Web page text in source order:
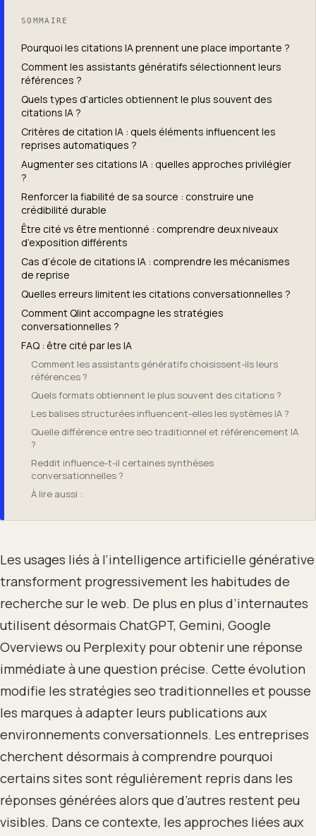
SOMMAIRE
Pourquoi les citations IA prennent une place importante ?
Comment les assistants génératifs sélectionnent leurs
références ?
Quels types d’articles obtiennent le plus souvent des
citations IA ?
Critères de citation IA : quels éléments influencent les
reprises automatiques ?
Augmenter ses citations IA : quelles approches privilégier
?
Renforcer la fiabilité de sa source : construire une
crédibilité durable
Être cité vs être mentionné : comprendre deux niveaux
d’exposition différents
Cas d’école de citations IA : comprendre les mécanismes
de reprise
Quelles erreurs limitent les citations conversationnelles ?
Comment Qlint accompagne les stratégies
conversationnelles ?
FAQ : être cité par les IA
Comment les assistants génératifs choisissent-ils leurs
références ?
Quels formats obtiennent le plus souvent des citations ?
Les balises structurées influencent-elles les systèmes IA ?
Quelle différence entre seo traditionnel et référencement IA
?
Reddit influence-t-il certaines synthèses
conversationnelles ?
À lire aussi :
Les usages liés à l’intelligence artificielle générative
transforment progressivement les habitudes de
recherche sur le web. De plus en plus d’internautes
utilisent désormais ChatGPT, Gemini, Google
Overviews ou Perplexity pour obtenir une réponse
immédiate à une question précise. Cette évolution
modifie les stratégies seo traditionnelles et pousse
les marques à adapter leurs publications aux
environnements conversationnels. Les entreprises
cherchent désormais à comprendre pourquoi
certains sites sont régulièrement repris dans les
réponses générées alors que d’autres restent peu
visibles. Dans ce contexte, les approches liées aux